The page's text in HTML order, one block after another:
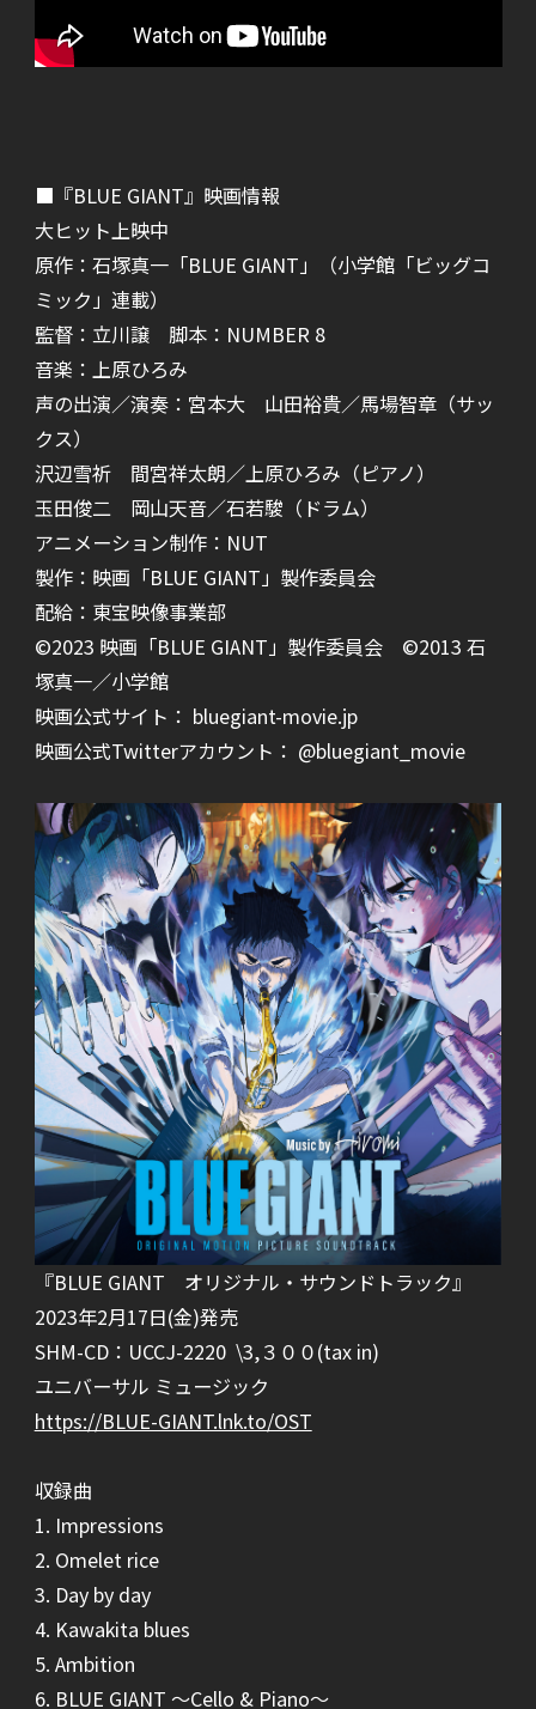
■『BLUE GIANT』映画情報
大ヒット上映中
原作：石塚真一「BLUE GIANT」（小学館「ビッグコ
ミック」連載）
監督：立川譲 脚本：NUMBER 8
音楽：上原ひろみ
声の出演／演奏：宮本大 山田裕貴／馬場智章（サッ
クス）
沢辺雪祈 間宮祥太朗／上原ひろみ（ピアノ）
玉田俊二 岡山天音／石若駿（ドラム）
アニメーション制作：NUT
製作：映画「BLUE GIANT」製作委員会
配給：東宝映像事業部
©2023 映画「BLUE GIANT」製作委員会 ©2013 石
塚真一／小学館
映画公式サイト： bluegiant-movie.jp
映画公式Twitterアカウント： @bluegiant_movie
『BLUE GIANT オリジナル・サウンドトラック』
2023年2月17日(金)発売
SHM-CD：UCCJ-2220 \3,３００(tax in)
ユニバーサル ミュージック
https://BLUE-GIANT.lnk.to/OST
収録曲
1. Impressions
2. Omelet rice
3. Day by day
4. Kawakita blues
5. Ambition
6. BLUE GIANT ～Cello & Piano～